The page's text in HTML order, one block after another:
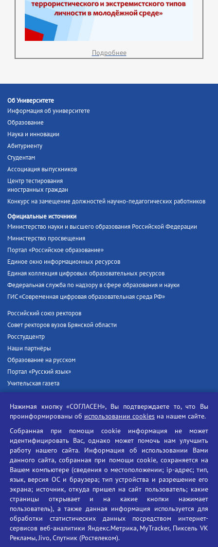
Подробнее
Об Университете
Информация об университете
Образование
Наука и инновации
Абитуриенту
Студентам
Ассоциация выпускников
Центр тестирования
иностранных граждан
Конкурс на замещение должностей научно-педагогических работников
Официальные источники
Министерство науки и высшего образования Российской Федерации
Министерство просвещения
Портал «Российское образование»
Единое окно информационных ресурсов
Единая коллекция цифровых образовательных ресурсов
Федеральная служба по надзору в сфере образования и науки
ГИС «Современная цифровая образовательная среда РФ»
Российский союз ректоров
Совет ректоров вузов Брянской области
Росстудцентр
Наши партнёры
Образование на русском
Портал «Русский язык»
Учительская газета
Единый портал государственных услуг
Противодействие угрозам информационной безопасности
Социальные ролики - Генеральная прокуратура РФ
Противодействие коррупции
БГУ против наркотиков
Брянский государственный университет
имени академика И.Г. Петровского
Время работы: пн-пт 09:00-18:00
Телефон: +7(4832)58-90-85
Нажимая кнопку «СОГЛАСЕН», Вы подтверждаете то, что Вы
проинформированы об использовании cookies на нашем сайте.
Собранная при помощи cookie информация не может
идентифицировать Вас, однако может помочь нам улучшить
работу нашего сайта. Информация об использовании Вами
данного сайта, собранная при помощи cookie, сохраняется на
Вашем компьютере (сведения о местоположении; ip-адрес; тип,
язык, версия ОС и браузера; тип устройства и разрешение его
экрана; источник, откуда пришел на сайт пользователь; какие
страницы открывает и на какие кнопки нажимает
пользователь), а также данная информация используется для
обработки статистических данных посредством интернет-
сервисов веб-аналитики Яндекс.Метрика, MyTracker, Пиксель VK
Рекламы, Jivo, Спутник (Ростелеком).